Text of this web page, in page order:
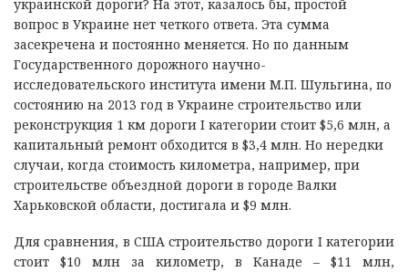
украинской дороги? На этот, казалось бы, простой
вопрос в Украине нет четкого ответа. Эта сумма
засекречена и постоянно меняется. Но по данным
Государственного дорожного научно-
исследовательского института имени М.П. Шульгина, по
состоянию на 2013 год в Украине строительство или
реконструкция 1 км дороги I категории стоит $5,6 млн, а
капитальный ремонт обходится в $3,4 млн. Но нередки
случаи, когда стоимость километра, например, при
строительстве объездной дороги в городе Валки
Харьковской области, достигала и $9 млн.
Для сравнения, в США строительство дороги I категории
стоит $10 млн за километр, в Канаде – $11 млн,